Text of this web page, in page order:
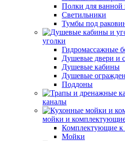
Полки для ванной
Светильники
Тумбы под
уголки
Гидромассажные
Душевые двери и
Душевые кабины
Душевые
Поддоны
каналы
мойки и
Комплектующие
Мойки